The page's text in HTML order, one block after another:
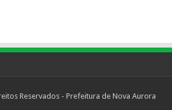
Reservados - Prefeitura de Nova Aurora